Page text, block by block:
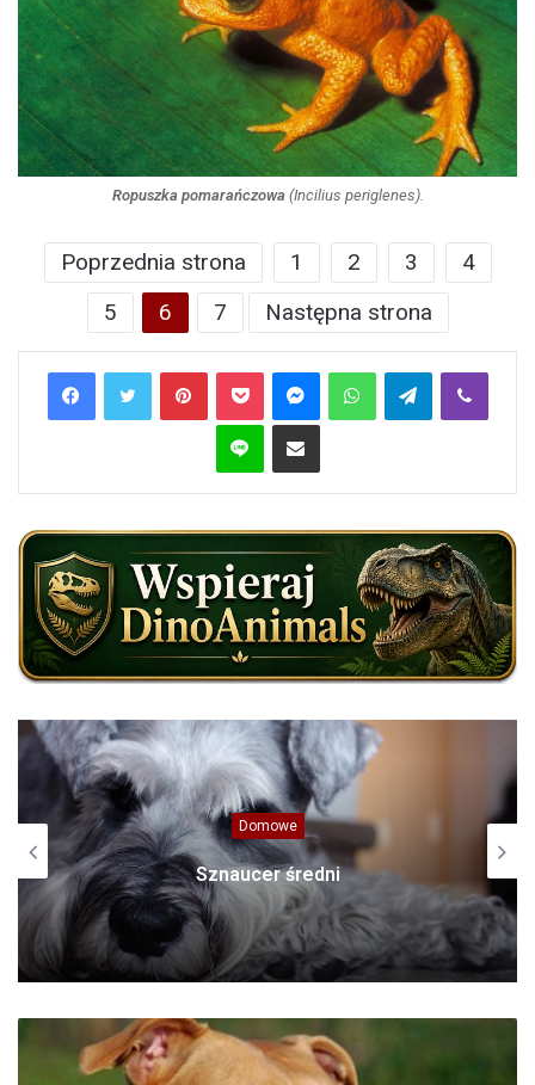
Ropuszka pomarańczowa (Incilius periglenes).
Poprzednia strona 1 2 3
4
5
6 7 Następna strona
PinterestPocket MessengerWhatsAppTelegramViber
Line Share via Email
Afryka
Flamingi – różowi mieszkańcy jezior